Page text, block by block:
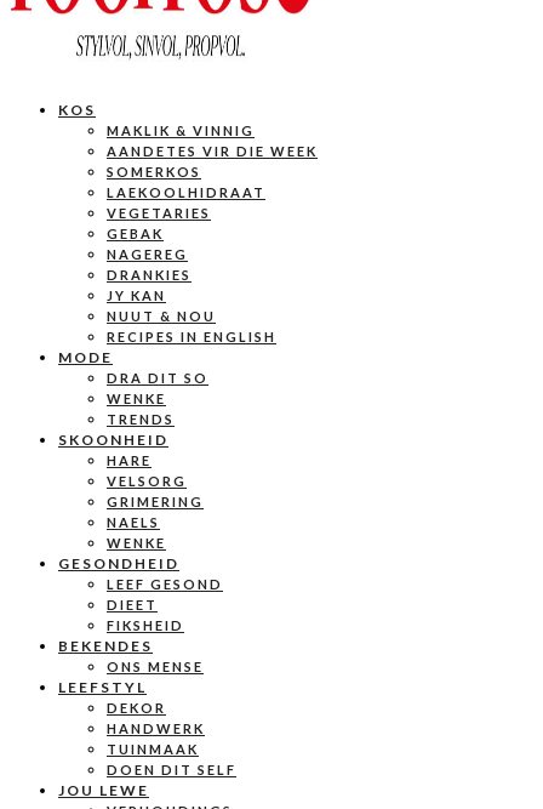
KOS
MAKLIK & VINNIG
AANDETES VIR DIE WEEK
SOMERKOS
LAEKOOLHIDRAAT
VEGETARIES
GEBAK
NAGEREG
DRANKIES
JY KAN
NUUT & NOU
RECIPES IN ENGLISH
MODE
DRA DIT SO
WENKE
TRENDS
SKOONHEID
HARE
VELSORG
GRIMERING
NAELS
WENKE
GESONDHEID
LEEF GESOND
DIEET
FIKSHEID
BEKENDES
ONS MENSE
LEEFSTYL
DEKOR
HANDWERK
TUINMAAK
DOEN DIT SELF
JOU LEWE